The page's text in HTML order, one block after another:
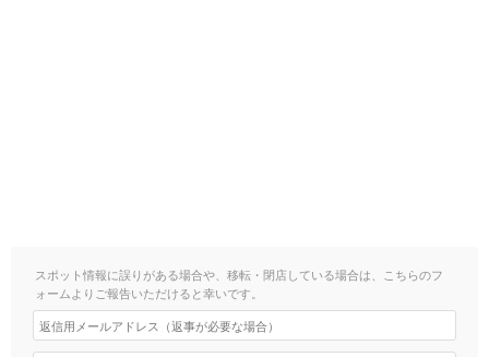
スポット情報に誤りがある場合や、移転・閉店している場合は、こちらのフ
ォームよりご報告いただけると幸いです。